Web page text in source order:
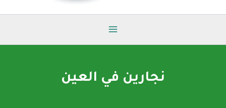
نجارين في العين